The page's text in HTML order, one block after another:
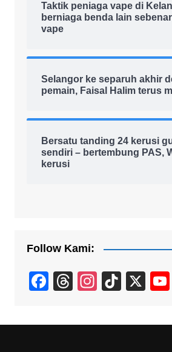
Taktik peniaga vape di
berniaga benda lain
vape
Selangor ke separuh akhir
pemain, Faisal Halim terus
Bersatu tanding 24 kerusi
sendiri – bertembung PAS,
kerusi
Follow Kami:
F
c
T
e
In
a
Ti
T
X